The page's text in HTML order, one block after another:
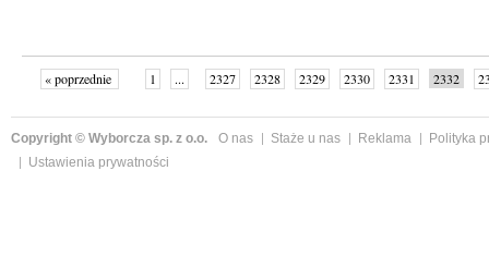
« poprzednie 1 ... 2327 2328 2329 2330 2331 2332
Copyright © Wyborcza sp. z o.o. O nas Staże u nas Reklama
Polityka
Ustawienia prywatności